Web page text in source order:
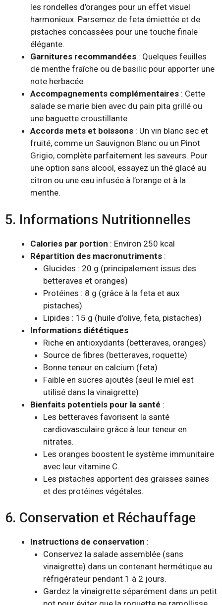
les rondelles d’oranges pour un effet visuel
harmonieux. Parsemez de feta émiettée et de
pistaches concassées pour une touche finale
élégante.
Garnitures recommandées : Quelques feuilles
de menthe fraîche ou de basilic pour apporter une
note herbacée.
Accompagnements complémentaires : Cette
salade se marie bien avec du pain pita grillé ou
une baguette croustillante.
Accords mets et boissons : Un vin blanc sec et
fruité, comme un Sauvignon Blanc ou un Pinot
Grigio, complète parfaitement les saveurs. Pour
une option sans alcool, essayez un thé glacé au
citron ou une eau infusée à l’orange et à la
menthe.
5. Informations Nutritionnelles
Calories par portion : Environ 250 kcal
Répartition des macronutriments :
Glucides : 20 g (principalement issus des
betteraves et oranges)
Protéines : 8 g (grâce à la feta et aux
pistaches)
Lipides : 15 g (huile d’olive, feta, pistaches)
Informations diététiques :
Riche en antioxydants (betteraves, oranges)
Source de fibres (betteraves, roquette)
Bonne teneur en calcium (feta)
Faible en sucres ajoutés (seul le miel est
utilisé dans la vinaigrette)
Bienfaits potentiels pour la santé :
Les betteraves favorisent la santé
cardiovasculaire grâce à leur teneur en
nitrates.
Les oranges boostent le système immunitaire
avec leur vitamine C.
Les pistaches apportent des graisses saines
et des protéines végétales.
6. Conservation et Réchauffage
Instructions de conservation :
Conservez la salade assemblée (sans
vinaigrette) dans un contenant hermétique au
réfrigérateur pendant 1 à 2 jours.
Gardez la vinaigrette séparément dans un petit